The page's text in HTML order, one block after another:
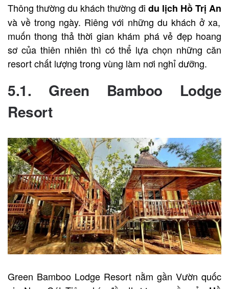
Thông thường du khách thường đi du lịch Hồ Trị An
và về trong ngày. Riêng với những du khách ở xa,
muốn thong thả thời gian khám phá vẻ đẹp hoang
sơ của thiên nhiên thì có thể lựa chọn những căn
resort chất lượng trong vùng làm nơi nghỉ dưỡng.
5.1. Green Bamboo Lodge
Resort
Green Bamboo Lodge Resort nằm gần Vườn quốc